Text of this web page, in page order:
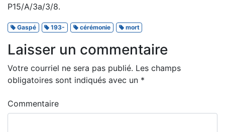
P15/A/3a/3/8.
Gaspé 193- cérémonie mort
Laisser un commentaire
Votre courriel ne sera pas publié. Les champs
obligatoires sont indiqués avec un *
Commentaire